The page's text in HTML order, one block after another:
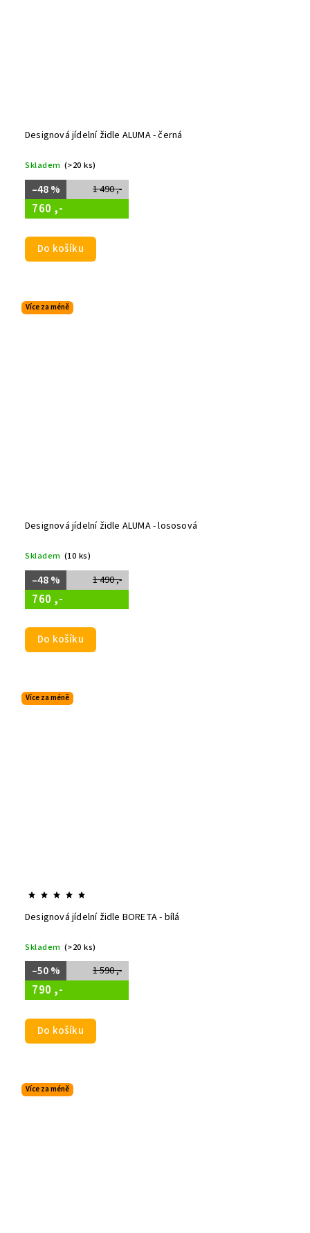
Designová jídelní židle ALUMA - černá
Skladem (>20 ks)
1 490 ,-
–48 %
760 ,-
Do košíku
Více za méně
Designová jídelní židle ALUMA - lososová
Skladem (10 ks)
1 490 ,-
–48 %
760 ,-
Do košíku
Více za méně
Designová jídelní židle BORETA - bílá
Skladem (>20 ks)
1 590 ,-
–50 %
790 ,-
Do košíku
Více za méně